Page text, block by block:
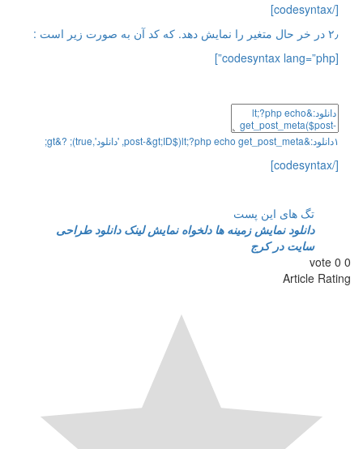
[/codesyntax]
۲٫ در خر حال متغیر را نمایش دهد. که کد آن به صورت زیر است :
دانلود:
&
lt;?phpechoget_post_meta
(
$
post-&gt;ID
,'دانلود',
true
)
;
?
&
gt
;
[/codesyntax]
تگ های این پست
دانلود نمایش زمینه ها دلخواه نمایش لینک دانلود طراحی
سایت در کرج
0
0
vote
Article Rating